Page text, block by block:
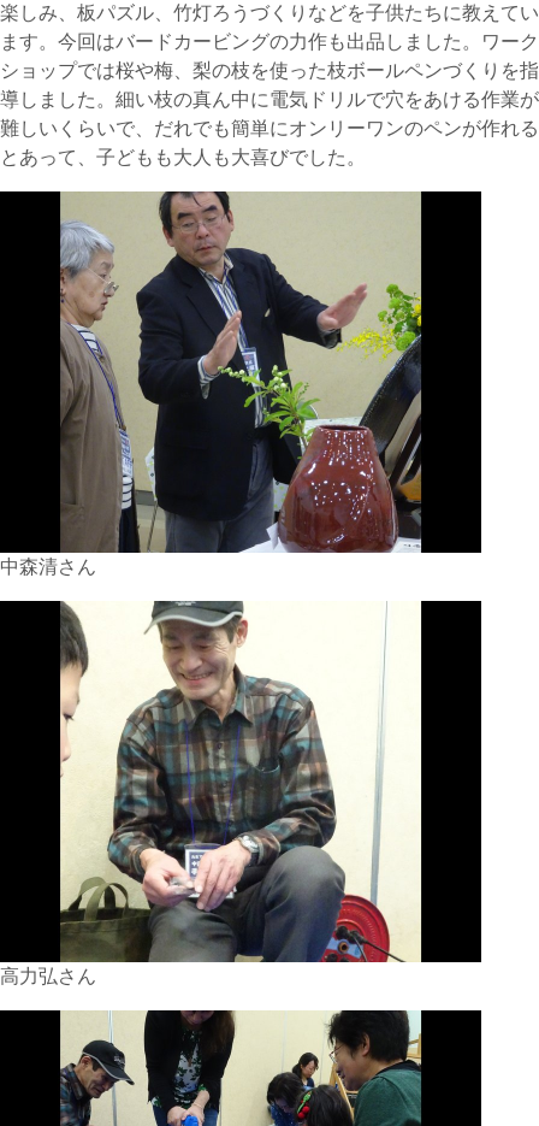
楽しみ、板パズル、竹灯ろうづくりなどを子供たちに教えてい
ます。今回はバードカービングの力作も出品しました。ワーク
ショップでは桜や梅、梨の枝を使った枝ボールペンづくりを指
導しました。細い枝の真ん中に電気ドリルで穴をあける作業が
難しいくらいで、だれでも簡単にオンリーワンのペンが作れる
とあって、子どもも大人も大喜びでした。
中森清さん
高力弘さん